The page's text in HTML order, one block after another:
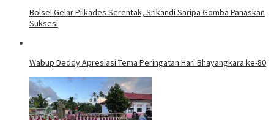
Bolsel Gelar Pilkades Serentak, Srikandi Saripa Gomba Panaskan
Suksesi
Wabup Deddy Apresiasi Tema Peringatan Hari Bhayangkara ke-80